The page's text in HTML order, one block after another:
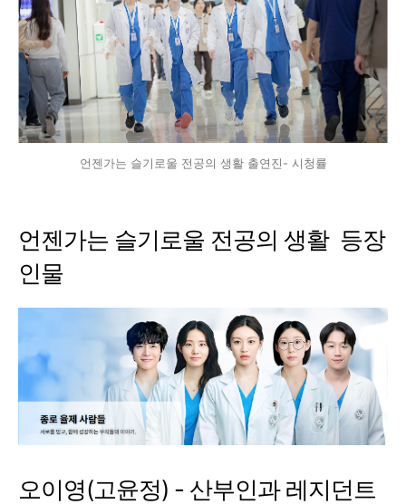
언젠가는 슬기로울 전공의 생활 출연진- 시청률
언젠가는 슬기로울 전공의 생활 등장
인물
오이영(고윤정) - 산부인과 레지던트